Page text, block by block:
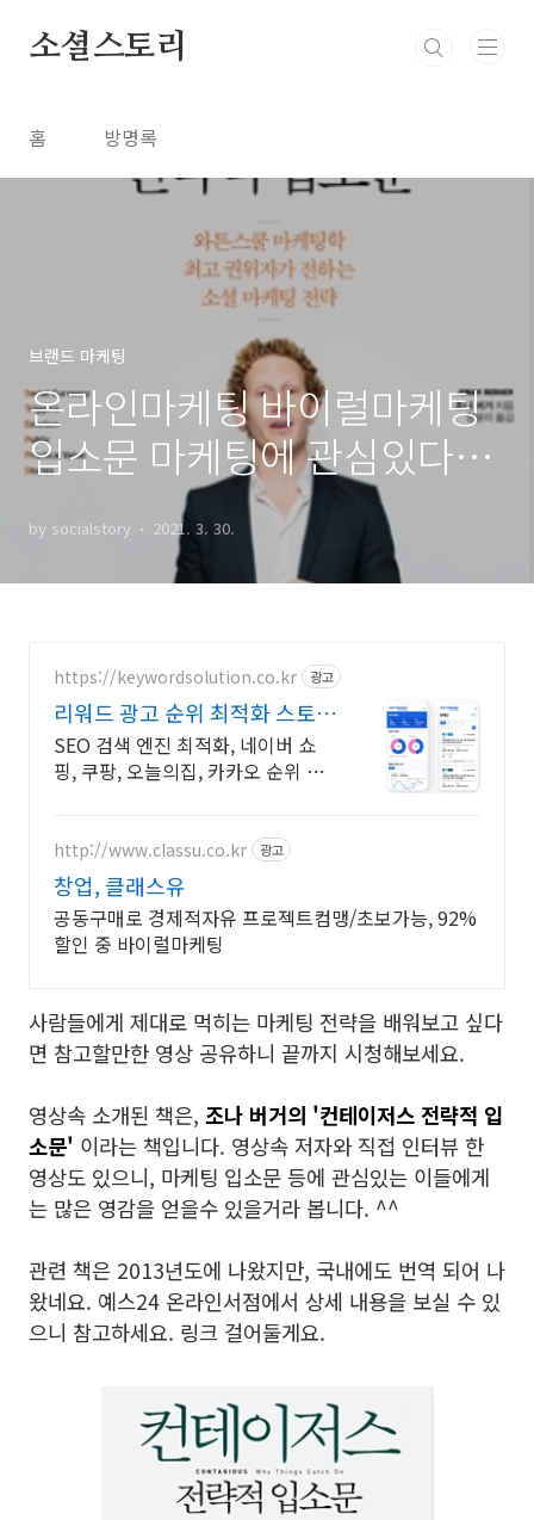
소셜스토리
홈 방명록
브랜드 마케팅
온라인마케팅 바이럴마케팅
입소문 마케팅에 관심있다면
추천 영상
by socialstory 2021. 3. 30.
https://keywordsolution.co.kr 광고
리워드 광고 순위 최적화 스토어
순위 광고 전문
SEO 검색 엔진 최적화, 네이버 쇼
핑, 쿠팡, 오늘의집, 카카오 순위 광
http://www.classu.co.kr 광고
창업, 클래스유
공동구매로 경제적자유 프로젝트컴맹/초보가능, 92%
할인 중 바이럴마케팅
사람들에게 제대로 먹히는 마케팅 전략을 배워보고 싶다
면 참고할만한 영상 공유하니 끝까지 시청해보세요.
영상속 소개된 책은, 조나 버거의 '컨테이저스 전략적 입
소문' 이라는 책입니다. 영상속 저자와 직접 인터뷰 한
영상도 있으니, 마케팅 입소문 등에 관심있는 이들에게
는 많은 영감을 얻을수 있을거라 봅니다. ^^
관련 책은 2013년도에 나왔지만, 국내에도 번역 되어 나
왔네요. 예스24 온라인서점에서 상세 내용을 보실 수 있
으니 참고하세요. 링크 걸어둘게요.